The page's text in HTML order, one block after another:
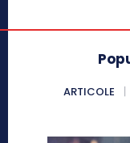
ARTICOLE